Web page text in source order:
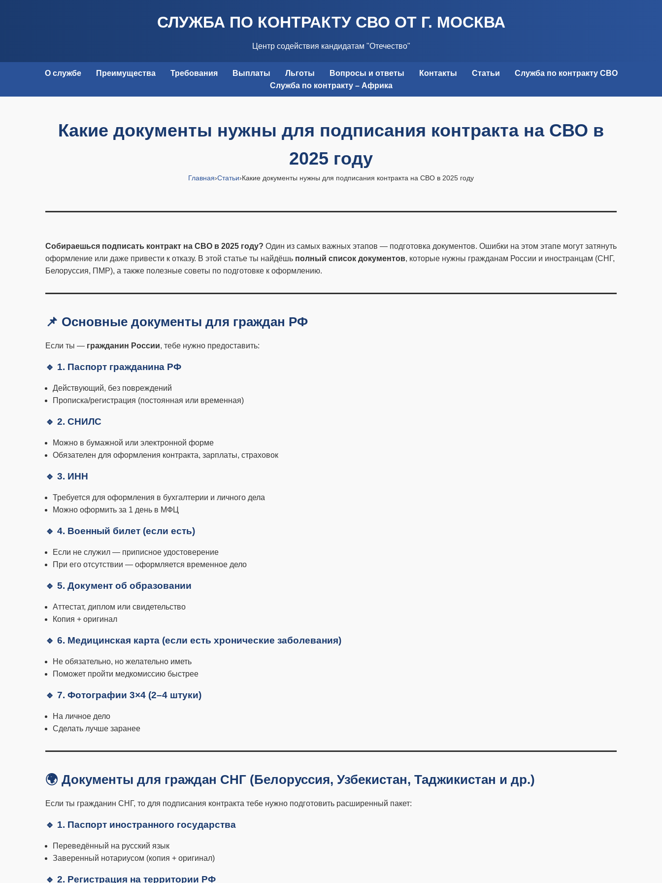
СЛУЖБА ПО КОНТРАКТУ СВО ОТ Г. МОСКВА
Центр содействия кандидатам "Отечество"
О службе Преимущества Требования Выплаты Льготы Вопросы и ответы Контакты Статьи
Служба по контракту СВО
Служба по контракту – Африка
Какие документы нужны для подписания контракта на СВО в
2025 году
Главная›Статьи›Какие документы нужны для подписания контракта на СВО в 2025 году
Собираешься подписать контракт на СВО в 2025 году? Один из самых важных этапов — подготовка документов. Ошибки на этом этапе могут затянуть
оформление или даже привести к отказу. В этой статье ты найдёшь полный список документов, которые нужны гражданам России и иностранцам (СНГ,
Белоруссия, ПМР), а также полезные советы по подготовке к оформлению.
📌 Основные документы для граждан РФ
Если ты — гражданин России, тебе нужно предоставить:
🔹 1. Паспорт гражданина РФ
Действующий, без повреждений
Прописка/регистрация (постоянная или временная)
🔹 2. СНИЛС
Можно в бумажной или электронной форме
Обязателен для оформления контракта, зарплаты, страховок
🔹 3. ИНН
Требуется для оформления в бухгалтерии и личного дела
Можно оформить за 1 день в МФЦ
🔹 4. Военный билет (если есть)
Если не служил — приписное удостоверение
При его отсутствии — оформляется временное дело
🔹 5. Документ об образовании
Аттестат, диплом или свидетельство
Копия + оригинал
🔹 6. Медицинская карта (если есть хронические заболевания)
Не обязательно, но желательно иметь
Поможет пройти медкомиссию быстрее
🔹 7. Фотографии 3×4 (2–4 штуки)
На личное дело
Сделать лучше заранее
🌍 Документы для граждан СНГ (Белоруссия, Узбекистан, Таджикистан и др.)
Если ты гражданин СНГ, то для подписания контракта тебе нужно подготовить расширенный пакет:
🔹 1. Паспорт иностранного государства
Переведённый на русский язык
Заверенный нотариусом (копия + оригинал)
🔹 2. Регистрация на территории РФ